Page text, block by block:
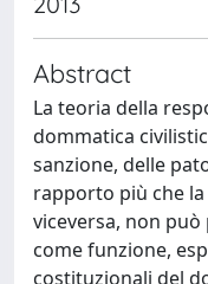
Abstract
La teoria della
dommatica
sanzione, delle
rapporto più che
viceversa, non
come funzione,
costituzionali del